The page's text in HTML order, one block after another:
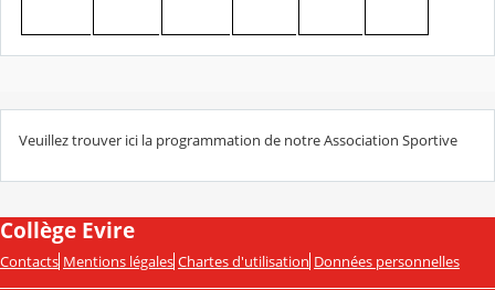
Veuillez trouver ici la programmation de notre Association Sportive
Collège Evire
Contacts Mentions légales Chartes d'utilisation Données personnelles